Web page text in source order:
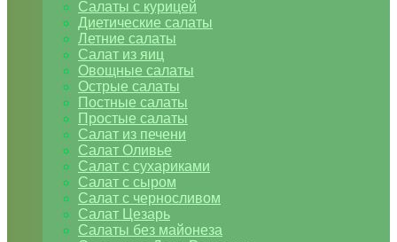
Салаты с курицей
Диетические салаты
Летние салаты
Салат из яиц
Овощные салаты
Острые салаты
Постные салаты
Простые салаты
Салат из печени
Салат Оливье
Салат с сухариками
Салат с сыром
Салат с черносливом
Салат Цезарь
Салаты без майонеза